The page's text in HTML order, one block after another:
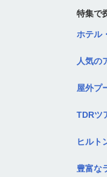
特集で
ホテル
人気の
屋外プ
TDRツ
ヒルト
豊富な